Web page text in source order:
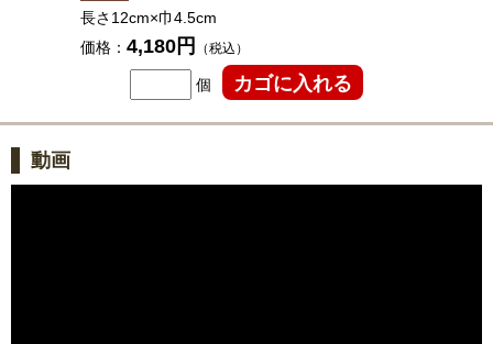
長さ12cm×巾4.5cm
価格： 4,180円 （税込）
個
動画